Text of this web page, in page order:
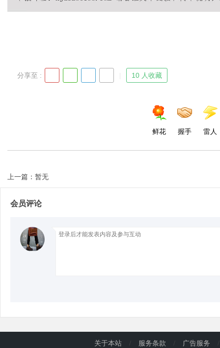
分享至 : 10 人收藏
鲜花 握手 雷人
上一篇：暂无
会员评论
关于本站 / 服务条款 / 广告服务 /